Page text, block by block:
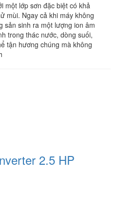
một lớp sơn đặc biệt có khả
mùi. Ngay cả khi máy không
sản sinh ra một lượng ion âm
trong thác nước, dòng suối,
tận hương chúng mà không
2.5 HP